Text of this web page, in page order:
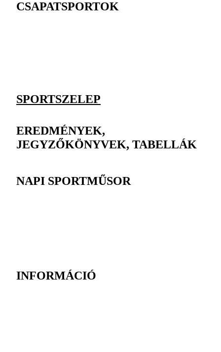
CSAPATSPORTOK
SPORTSZELEP
EREDMÉNYEK,
JEGYZŐKÖNYVEK, TABELLÁK
NAPI SPORTMŰSOR
INFORMÁCIÓ